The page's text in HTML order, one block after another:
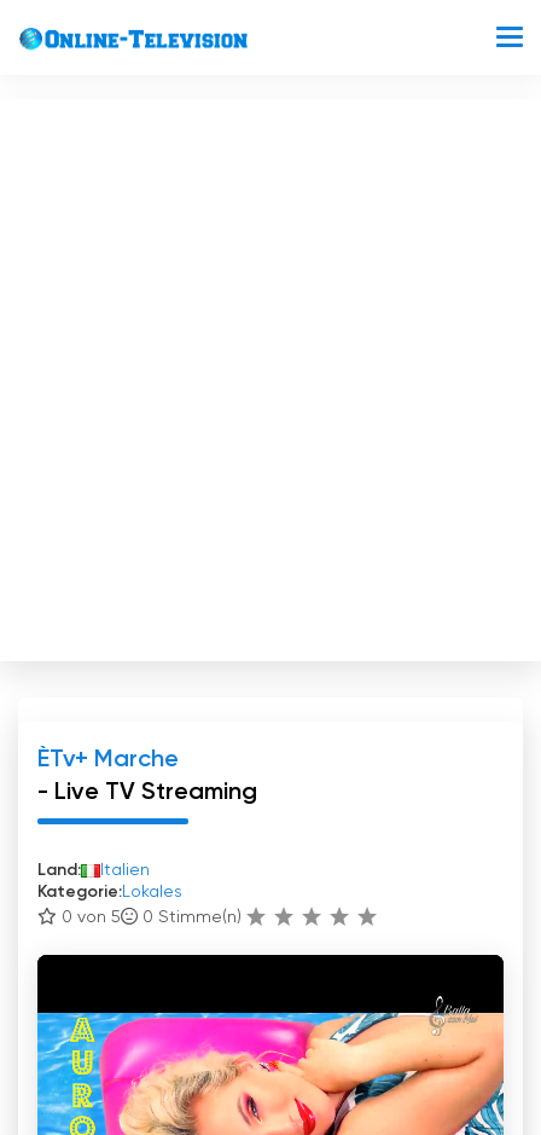
ÈTv+ Marche
- Live TV Streaming
Land:
Italien
Kategorie:Lokales
0 von 5
0 Stimme(n)